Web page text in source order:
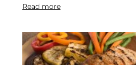
Read more